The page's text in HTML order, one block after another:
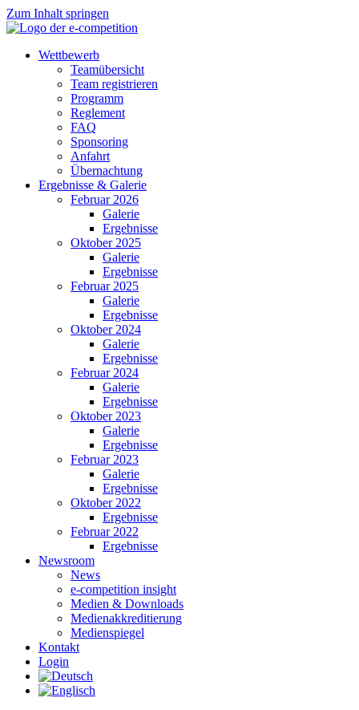
Zum Inhalt springen
Wettbewerb
Teamübersicht
Team registrieren
Programm
Reglement
FAQ
Sponsoring
Anfahrt
Übernachtung
Ergebnisse & Galerie
Februar 2026
Galerie
Ergebnisse
Oktober 2025
Galerie
Ergebnisse
Februar 2025
Galerie
Ergebnisse
Oktober 2024
Galerie
Ergebnisse
Februar 2024
Galerie
Ergebnisse
Oktober 2023
Galerie
Ergebnisse
Februar 2023
Galerie
Ergebnisse
Oktober 2022
Ergebnisse
Februar 2022
Ergebnisse
Newsroom
News
e-competition insight
Medien & Downloads
Medienakkreditierung
Medienspiegel
Kontakt
Login